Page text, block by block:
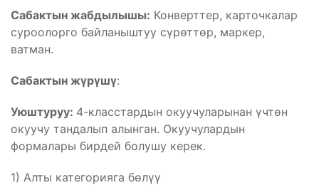
Сабактын жабдылышы: Конверттер, карточкалар
суроолорго байланыштуу сүрөттөр, маркер,
ватман.
Сабактын жүрүшү:
Уюштуруу: 4-класстардын окуучуларынан үчтөн
окуучу тандалып алынган. Окуучулардын
формалары бирдей болушу керек.
1) Алты категорияга бөлүү